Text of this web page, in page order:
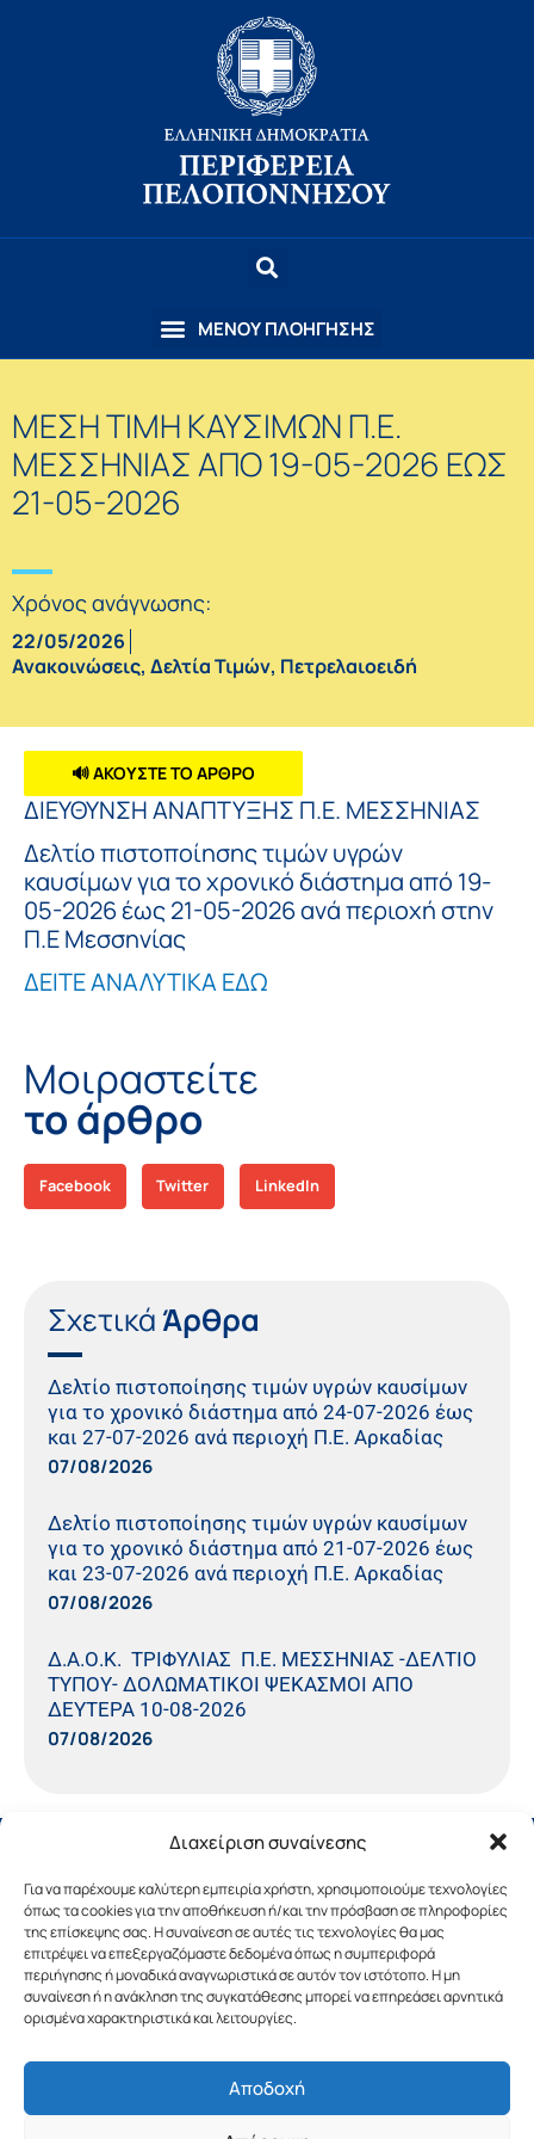
Διαχείριση συναίνεσης
Για να παρέχουμε καλύτερη εμπειρία χρήστη, χρησιμοποιούμε τεχνολογίες
όπως τα cookies για την αποθήκευση ή/και την πρόσβαση σε πληροφορίες
της επίσκεψης σας. Η συναίνεση σε αυτές τις τεχνολογίες θα μας
επιτρέψει να επεξεργαζόμαστε δεδομένα όπως η συμπεριφορά
περιήγησης ή μοναδικά αναγνωριστικά σε αυτόν τον ιστότοπο. Η μη
συναίνεση ή η ανάκληση της συγκατάθεσης μπορεί να επηρεάσει αρνητικά
ορισμένα χαρακτηριστικά και λειτουργίες.
Αποδοχή
ΜΕΣΗ ΤΙΜΗ ΚΑΥΣΙΜΩΝ Π.Ε.
ΜΕΣΣΗΝΙΑΣ ΑΠΟ 19-05-2026 ΕΩΣ
21-05-2026
Χρόνος ανάγνωσης:
22/05/2026
Ανακοινώσεις, Δελτία Τιμών, Πετρελαιοειδή
🔊 ΑΚΟΥΣΤΕ ΤΟ ΑΡΘΡΟ
ΔΙΕΥΘΥΝΣΗ ΑΝΑΠΤΥΞΗΣ Π.Ε. ΜΕΣΣΗΝΙΑΣ
Δελτίο πιστοποίησης τιμών υγρών
καυσίμων για το χρονικό διάστημα από 19-
05-2026 έως 21-05-2026 ανά περιοχή στην
Π.Ε Μεσσηνίας
ΔΕΙΤΕ ΑΝΑΛΥΤΙΚΑ ΕΔΩ
Μοιραστείτε
το άρθρο
Facebook Twitter LinkedIn
Σχετικά Άρθρα
Δελτίο πιστοποίησης τιμών υγρών καυσίμων
για το χρονικό διάστημα από 24-07-2026 έως
και 27-07-2026 ανά περιοχή Π.Ε. Αρκαδίας
07/08/2026
Δελτίο πιστοποίησης τιμών υγρών καυσίμων
για το χρονικό διάστημα από 21-07-2026 έως
και 23-07-2026 ανά περιοχή Π.Ε. Αρκαδίας
07/08/2026
Δ.Α.Ο.Κ. ΤΡΙΦΥΛΙΑΣ Π.Ε. ΜΕΣΣΗΝΙΑΣ -ΔΕΛΤΙΟ
ΤΥΠΟΥ- ΔΟΛΩΜΑΤΙΚΟΙ ΨΕΚΑΣΜΟΙ ΑΠΟ
ΔΕΥΤΕΡΑ 10-08-2026
07/08/2026
Copyright © 2019 Περιφέρεια Πελοποννήσου.